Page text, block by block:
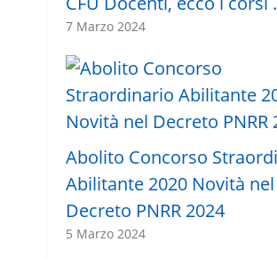
7 Marzo 2024
Abolito Concorso
Abilitante 2020 Novità nel
Decreto PNRR 2024
5 Marzo 2024